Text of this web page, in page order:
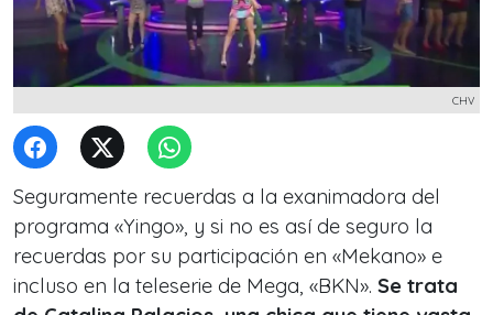
CHV
Seguramente recuerdas a la exanimadora del
programa «Yingo», y si no es así de seguro la
recuerdas por su participación en «Mekano» e
incluso en la teleserie de Mega, «BKN». Se trata